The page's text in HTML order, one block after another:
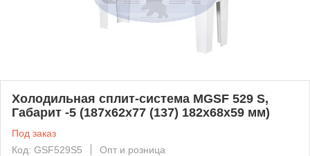
Холодильная сплит-система МGSF 529 S,
Габарит -5 (187х62х77 (137) 182х68х59 мм)
Под заказ
Код: GSF529S5
Опт и розница